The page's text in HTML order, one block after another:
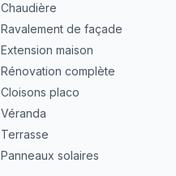
Chaudière
Ravalement de façade
Extension maison
Rénovation complète
Cloisons placo
Véranda
Terrasse
Panneaux solaires